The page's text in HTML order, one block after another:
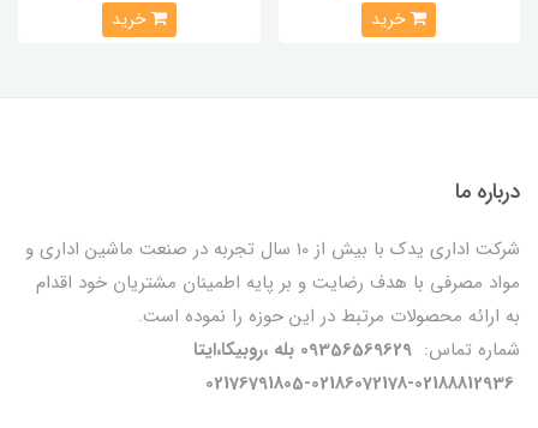
خرید خرید
درباره ما
شرکت اداری یدک با بیش از 10 سال تجربه در صنعت ماشین اداری و
مواد مصرفی با هدف رضایت و بر پایه اطمینان مشتریان خود اقدام
به ارائه محصولات مرتبط در این حوزه را نموده است.
شماره تماس: 09356569629 بله ،روبیکا،ایتا
02176791805-02186072178-02188812936